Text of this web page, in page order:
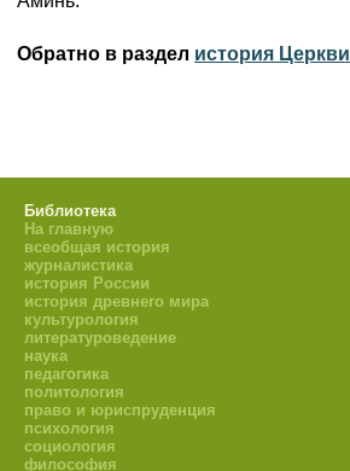
Обратно в раздел история Церкви
Библиотека
На главную
всеобщая история
журналистика
история России
история древнего мира
культурология
литературоведение
наука
педагогика
политология
право и юриспруденция
психология
социология
философия